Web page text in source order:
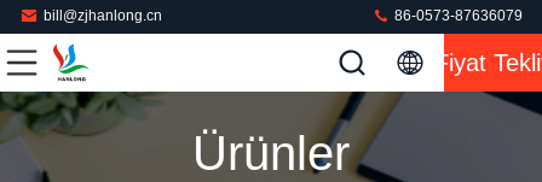
bill@zjhanlong.cn 86-0573-87636079
Fiyat
Ürünler